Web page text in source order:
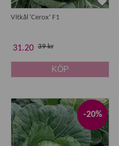
Vitkål 'Cerox' F1
31.20 39 kr
KÖP
-20%